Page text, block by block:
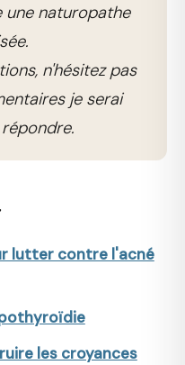
naturopathe
n'hésitez pas
je serai
lutter contre l'acné
les croyances